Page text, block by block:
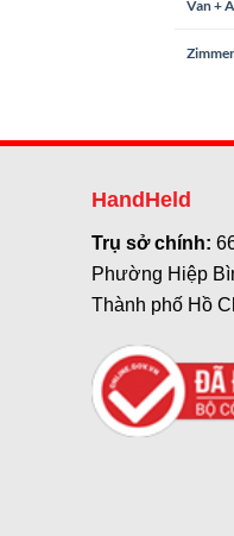
Van +
HandHeld
Trụ sở chính:
Phường Hiệp
Thành phố Hồ